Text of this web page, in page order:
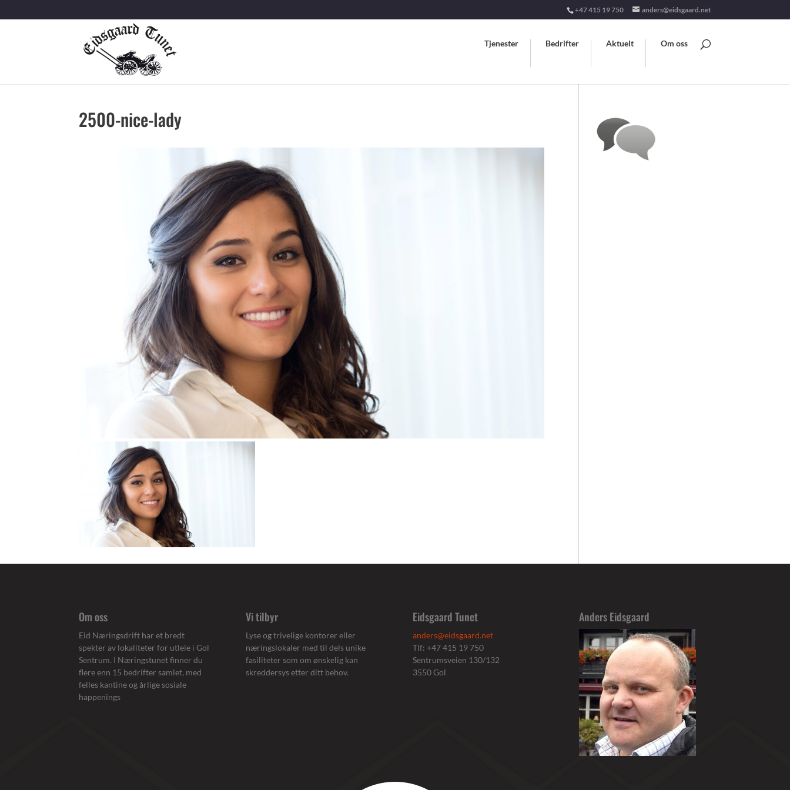
+47 415 19 750 anders@eidsgaard.net
Tjenester Bedrifter Aktuelt Om oss
2500-nice-lady
Om oss
Eid Næringsdrift har et bredt
spekter av lokaliteter for utleie i Gol
Sentrum. I Næringstunet finner du
flere enn 15 bedrifter samlet, med
felles kantine og årlige sosiale
happenings
Vi tilbyr
Lyse og trivelige kontorer eller
næringslokaler med til dels unike
fasiliteter som om ønskelig kan
skreddersys etter ditt behov.
Eidsgaard Tunet
anders@eidsgaard.net
Tlf: +47 415 19 750
Sentrumsveien 130/132
3550 Gol
Anders Eidsgaard